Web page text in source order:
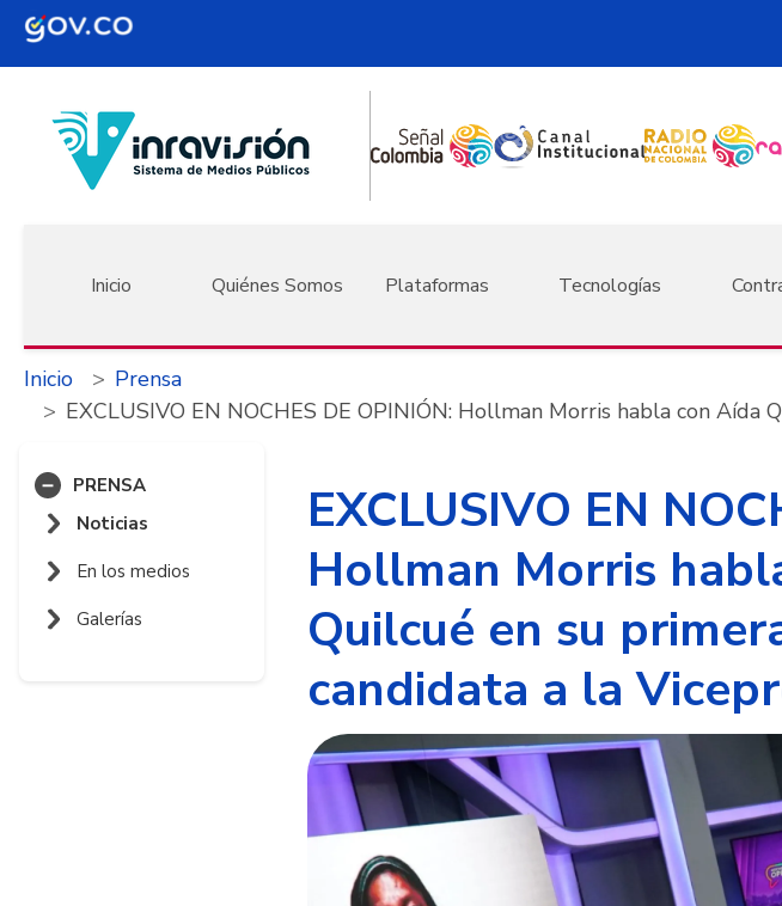
Pasar al contenido principal
Inicio Quiénes Somos Plataformas Tecnologías
Inicio
Prensa
EXCLUSIVO EN NOCHES DE OPINIÓN: Hollman Morris habla con
PRENSA
Noticias
En los medios
Galerías
EXCLUSIVO EN
Hollman Morris
Quilcué en su
candidata a la